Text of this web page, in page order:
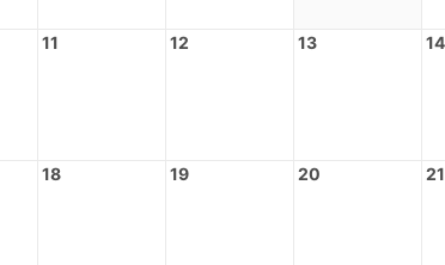
11 12 13 14
18 19 20 21